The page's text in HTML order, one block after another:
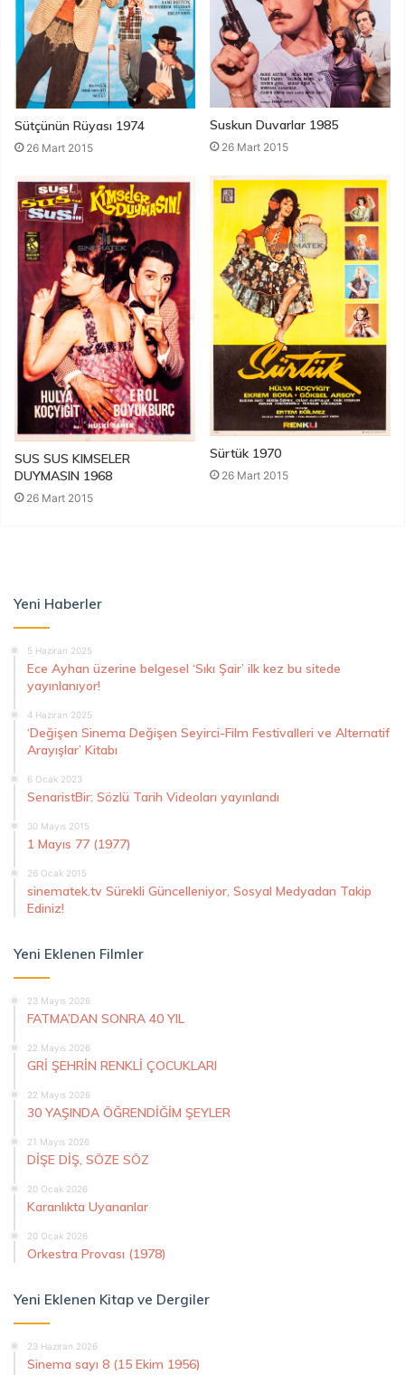
Sütçünün Rüyası 1974
26 Mart 2015
Suskun Duvarlar 1985
26 Mart 2015
SUS SUS KIMSELER
DUYMASIN 1968
26 Mart 2015
Sürtük 1970
26 Mart 2015
Yeni Haberler
5 Haziran 2025
Ece Ayhan üzerine belgesel ‘Sıkı Şair’ ilk kez bu sitede
yayınlanıyor!
4 Haziran 2025
‘Değişen Sinema Değişen Seyirci-Film Festivalleri ve Alternatif
Arayışlar’ Kitabı
6 Ocak 2023
SenaristBir: Sözlü Tarih Videoları yayınlandı
30 Mayıs 2015
1 Mayıs 77 (1977)
26 Ocak 2015
sinematek.tv Sürekli Güncelleniyor, Sosyal Medyadan Takip
Ediniz!
Yeni Eklenen Filmler
23 Mayıs 2026
FATMA’DAN SONRA 40 YIL
22 Mayıs 2026
GRİ ŞEHRİN RENKLİ ÇOCUKLARI
22 Mayıs 2026
30 YAŞINDA ÖĞRENDİĞİM ŞEYLER
21 Mayıs 2026
DİŞE DİŞ, SÖZE SÖZ
20 Ocak 2026
Karanlıkta Uyananlar
20 Ocak 2026
Orkestra Provası (1978)
Yeni Eklenen Kitap ve Dergiler
23 Haziran 2026
Sinema sayı 8 (15 Ekim 1956)